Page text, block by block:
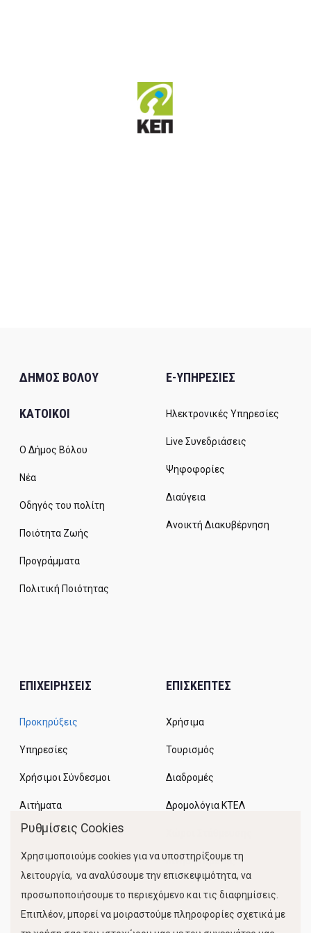
ΔΗΜΟΣ ΒΟΛΟΥ
ΚΑΤΟΙΚΟΙ
Ο Δήμος Βόλου
Νέα
Οδηγός του πολίτη
Ποιότητα Ζωής
Προγράμματα
Πολιτική Ποιότητας
E-ΥΠΗΡΕΣΙΕΣ
Ηλεκτρονικές Υπηρεσίες
Live Συνεδριάσεις
Ψηφοφορίες
Διαύγεια
Ανοικτή Διακυβέρνηση
ΕΠΙΧΕΙΡΗΣΕΙΣ
Προκηρύξεις
Υπηρεσίες
Χρήσιμοι Σύνδεσμοι
Αιτήματα
ΕΠΙΣΚΕΠΤΕΣ
Χρήσιμα
Τουρισμός
Διαδρομές
Δρομολόγια ΚΤΕΛ
Κίνηση Λιμένος
Ρυθμίσεις Cookies
Χρησιμοποιούμε cookies για να υποστηρίξουμε τη
λειτουργία, να αναλύσουμε την επισκεψιμότητα, να
προσωποποιήσουμε το περιεχόμενο και τις διαφημίσεις.
Επιπλέον, μπορεί να μοιραστούμε πληροφορίες σχετικά με